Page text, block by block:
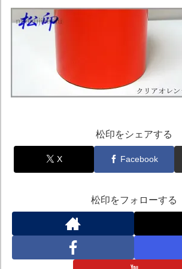
松印をシェアする
X Facebook
松印をフォローする